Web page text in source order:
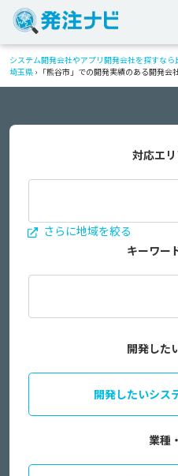
システム開発会社やアプリ開発会社を探すなら
埼玉県 › 「熊谷市」での開発実績のある開発会
対応エ
さらに地域を絞る
キーワー
開発した
開発したいシス
業種